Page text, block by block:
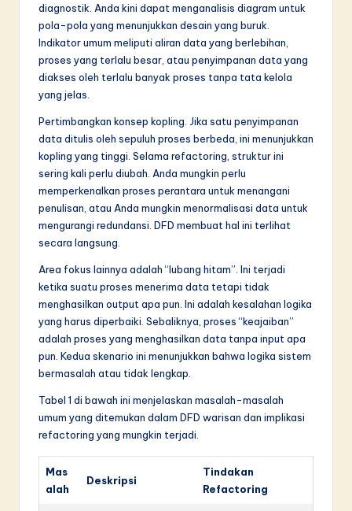
diagnostik. Anda kini dapat menganalisis diagram untuk
pola-pola yang menunjukkan desain yang buruk.
Indikator umum meliputi aliran data yang berlebihan,
proses yang terlalu besar, atau penyimpanan data yang
diakses oleh terlalu banyak proses tanpa tata kelola
yang jelas.
Pertimbangkan konsep kopling. Jika satu penyimpanan
data ditulis oleh sepuluh proses berbeda, ini menunjukkan
kopling yang tinggi. Selama refactoring, struktur ini
sering kali perlu diubah. Anda mungkin perlu
memperkenalkan proses perantara untuk menangani
penulisan, atau Anda mungkin menormalisasi data untuk
mengurangi redundansi. DFD membuat hal ini terlihat
secara langsung.
Area fokus lainnya adalah “lubang hitam”. Ini terjadi
ketika suatu proses menerima data tetapi tidak
menghasilkan output apa pun. Ini adalah kesalahan logika
yang harus diperbaiki. Sebaliknya, proses “keajaiban”
adalah proses yang menghasilkan data tanpa input apa
pun. Kedua skenario ini menunjukkan bahwa logika sistem
bermasalah atau tidak lengkap.
Tabel 1 di bawah ini menjelaskan masalah-masalah
umum yang ditemukan dalam DFD warisan dan implikasi
refactoring yang mungkin terjadi.
Mas
alah
Deskripsi
Tindakan
Refactoring